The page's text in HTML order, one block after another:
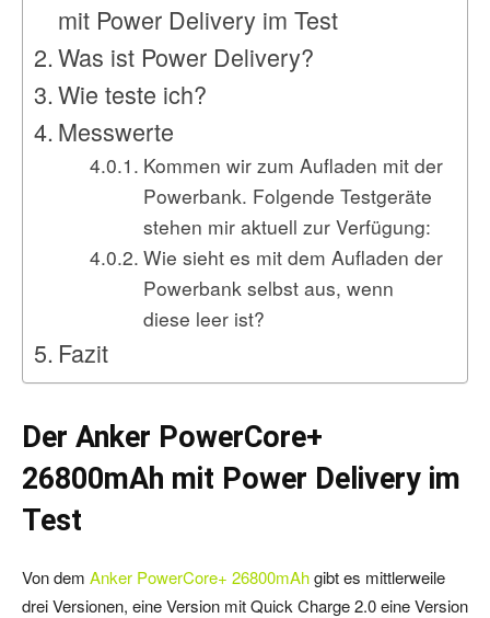
mit Power Delivery im Test
Was ist Power Delivery?
Wie teste ich?
Messwerte
Kommen wir zum Aufladen mit der
Powerbank. Folgende Testgeräte
stehen mir aktuell zur Verfügung:
Wie sieht es mit dem Aufladen der
Powerbank selbst aus, wenn
diese leer ist?
Fazit
Der Anker PowerCore+
26800mAh mit Power Delivery im
Test
Von dem Anker PowerCore+ 26800mAhgibt es mittlerweile
drei Versionen, eine Version mit Quick Charge 2.0 eine Version